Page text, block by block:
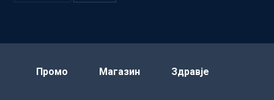
Промо Магазин Здравје